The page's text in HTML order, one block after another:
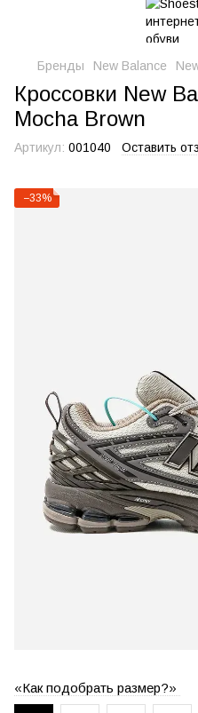
Бренды New Balance
Кроссовки New
Mocha Brown
Артикул: 001040 Оставить
−33%
«Как подобрать размер?»